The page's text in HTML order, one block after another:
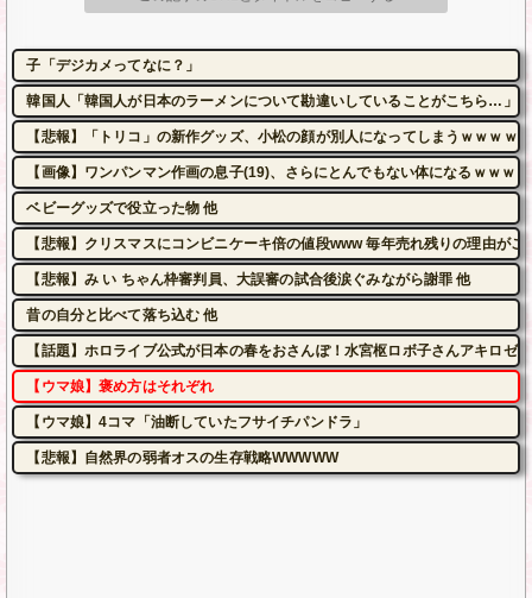
子「デジカメってなに？」
韓国人「韓国人が日本のラーメンについて勘違いしていることがこちら…」
【悲報】「トリコ」の新作グッズ、小松の顔が別人になってしまうｗｗｗｗ
【画像】ワンパンマン作画の息子(19)、さらにとんでもない体になるｗｗｗｗ
ベビーグッズで役立った物 他
【悲報】クリスマスにコンビニケーキ倍の値段www 毎年売れ残りの理由が
【悲報】み い ちゃん枠審判員、大誤審の試合後涙ぐみながら謝罪 他
昔の自分と比べて落ち込む 他
【話題】ホロライブ公式が日本の春をおさんぽ！水宮枢ロボ子さんアキロゼ
【ウマ娘】褒め方はそれぞれ
【ウマ娘】4コマ「油断していたフサイチパンドラ」
【悲報】自然界の弱者オスの生存戦略WWWWW